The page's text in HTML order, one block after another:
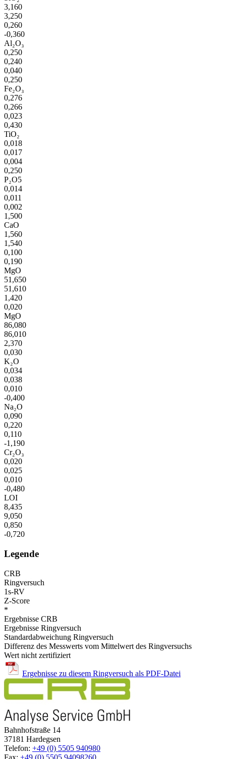
3,160
3,250
0,260
-0,360
Al₂O₃
0,250
0,240
0,040
0,250
Fe₂O₃
0,276
0,266
0,023
0,430
TiO₂
0,018
0,017
0,004
0,250
P₂O5
0,014
0,011
0,002
1,500
CaO
1,560
1,540
0,100
0,190
MgO
51,650
51,610
1,420
0,020
MgO
86,080
86,010
2,370
0,030
K₂O
0,034
0,038
0,010
-0,400
Na₂O
0,090
0,220
0,110
-1,190
Cr₂O₃
0,020
0,025
0,010
-0,480
LOI
8,435
9,050
0,850
-0,720
Legende
CRB
Ringversuch
1s-RV
Z-Score
*
Ergebnisse CRB
Ergebnisse Ringversuch
Standardabweichung Ringversuch
Differenz des Messwerts vom Mittelwert des Ringversuchs
Wert nicht zertifiziert
Ergebnisse zu diesem Ringversuch als PDF-Datei
Bahnhofstraße 14
37181 Hardegsen
Telefon: +49 (0) 5505 940980
Fax: +49 (0) 5505 94098260